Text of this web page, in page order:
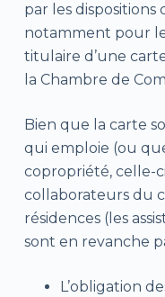
par les
notamment pour
titulaire d’une
la Chambre de
Bien que la carte
qui emploie (ou
copropriété, celle-
collaborateurs du
résidences (les
sont en revanche
L’obligation